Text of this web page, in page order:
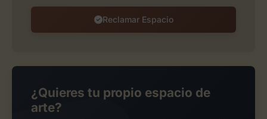
Reclamar Espacio
¿Quieres tu propio espacio de
arte?